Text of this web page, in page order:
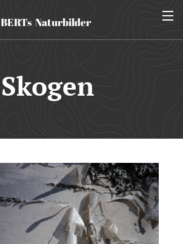
BERTs Naturbilder
Skogen